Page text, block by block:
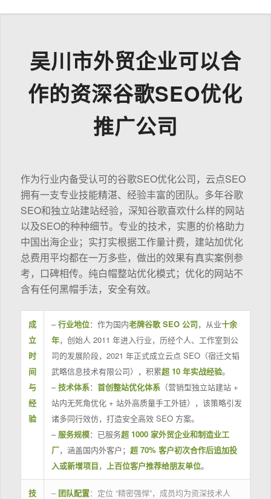
吴川市外贸企业可以合
作的资深谷歌SEO优化
推广公司
作为行业内备受认可的谷歌SEO优化公司，云点SEO
拥有一支专业技能精湛、经验丰富的团队。多年谷歌
SEO和独立站建站经验，深知谷歌喜欢什么样的网站
以及SEO的种种细节。专业的技术，实惠的价格助力
中国出海企业；实打实根据工作量计费，建站加优化
总费用平均都在一万多些，做出的效果有真实案例参
考，口碑相传。纯白帽整站优化模式；优化的网站不
含有任何黑帽手法，安全有效。
成
立
时
间
与
经
验
–行业地位：作为国内老牌谷歌 SEO 公司，从业十余
年，创始人 2011 年进入行业，历经个人、工作室到公
司的发展阶段，2021 年正式成立云点 SEO（宿迁文韬
武略信息技术有限公司），积累超 10 年实战经验。
–技术体系： 首创整站优化体系（营销型独立站建站 +
站内无死角优化 + 站外高质量手工外链），该策略引发
诸多同行效仿，打造安全高效 SEO 方案。
– 服务规模：已服务超 1000 家外贸企业和制造业工
厂，涵盖国内外客户； 超 70% 客户初次合作后追加投
入或新增项目， 上百位客户推荐给朋友单位。
技
– 团队配置：定位 “精密强悍”，成员均为资深技术人